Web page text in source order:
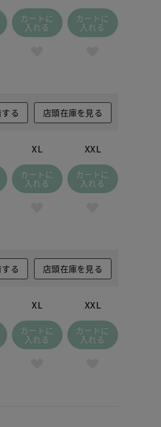
カートに
入れる
カートに
入れる
る 店頭在庫を見る
XL
カートに
入れる
XXL
カートに
入れる
る 店頭在庫を見る
XL
カートに
入れる
XXL
カートに
入れる